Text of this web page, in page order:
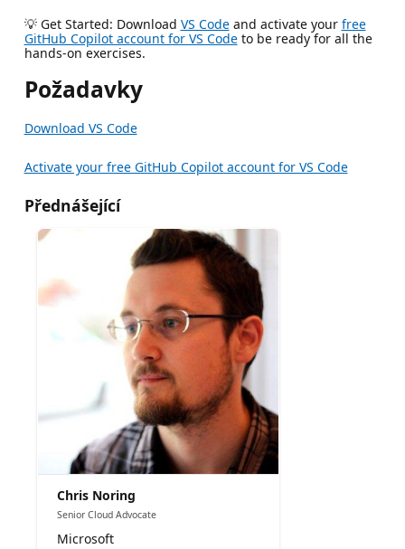
💡 Get Started: Download VS Codeand activate your free
GitHub Copilot account for VS Codeto be ready for all the
hands-on exercises.
Požadavky
Download VS Code
Activate your free GitHub Copilot account for VS Code
Přednášející
Chris Noring
Senior Cloud Advocate
Microsoft